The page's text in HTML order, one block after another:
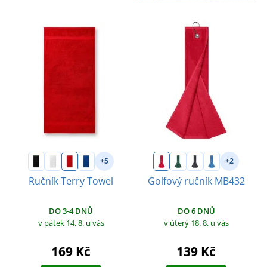
+5
Ručník Terry Towel
DO 3-4 DNŮ
v pátek 14. 8. u vás
169 Kč
+2
Golfový ručník MB432
DO 6 DNŮ
v úterý 18. 8. u vás
139 Kč